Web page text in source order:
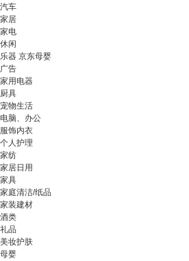
汽车
家居
家电
休闲
乐器 京东母婴
广告
家用电器
厨具
宠物生活
电脑、办公
服饰内衣
个人护理
家纺
家居日用
家具
家庭清洁/纸品
家装建材
酒类
礼品
美妆护肤
母婴